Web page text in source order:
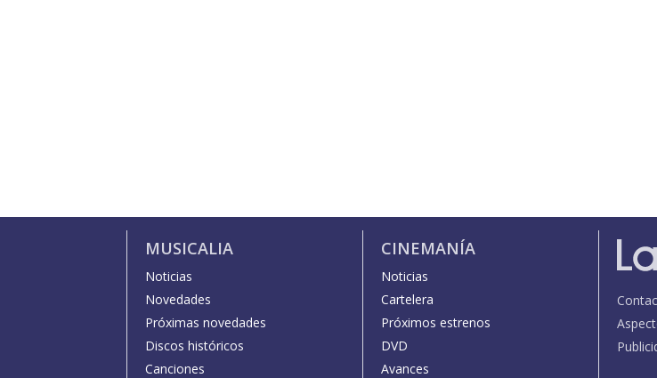
MUSICALIA
Noticias
Novedades
Próximas novedades
Discos históricos
Canciones
CINEMANÍA
Noticias
Cartelera
Próximos estrenos
DVD
Avances